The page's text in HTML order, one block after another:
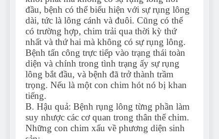
đầu, bệnh có thể biểu hiện với sự rụng lông
dài, tức là lông cánh và đuôi. Cũng có thể
có trường hợp, chim trải qua thời kỳ thứ
nhất và thứ hai mà không có sự rụng lông.
Bệnh tấn công trực tiếp vào trạng thái toàn
diện và chính trong tình trạng ấy sự rụng
lông bắt đầu, và bệnh đã trở thành trầm
trọng. Nếu là một con chim hót nó bị khan
tiếng.
B. Hậu quả: Bệnh rụng lông từng phần làm
suy nhược các cơ quan trong thân thể chim.
Những con chim xấu về phương diện sinh